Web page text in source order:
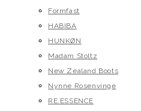
Formfast
HABIBA
HUNKØN
Madam Stoltz
New Zealand Boots
Nynne Rosenvinge
RE.ESSENCE